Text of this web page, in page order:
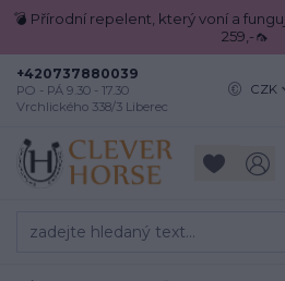
💣 Přírodní repelent, který voní a
259,-🦟
CZK
+420737880039
PO - PÁ 9.30 - 17.30
Vrchlického 338/3 Liberec